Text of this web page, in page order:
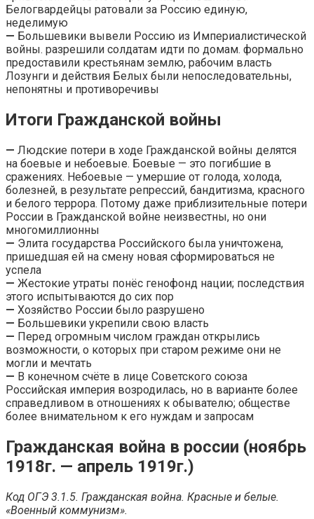
Белогвардейцы ратовали за Россию единую,
неделимую
— Большевики вывели Россию из Империалистической
войны. разрешили солдатам идти по домам. формально
предоставили крестьянам землю, рабочим власть
Лозунги и действия Белых были непоследовательны,
непонятны и противоречивы
Итоги Гражданской войны
— Людские потери в ходе Гражданской войны делятся
на боевые и небоевые. Боевые — это погибшие в
сражениях. Небоевые — умершие от голода, холода,
болезней, в результате репрессий, бандитизма, красного
и белого террора. Потому даже приблизительные потери
России в Гражданской войне неизвестны, но они
многомиллионны
— Элита государства Российского была уничтожена,
пришедшая ей на смену новая сформироваться не
успела
— Жестокие утраты понёс генофонд нации; последствия
этого испытываются до сих пор
— Хозяйство России было разрушено
— Большевики укрепили свою власть
— Перед огромным числом граждан открылись
возможности, о которых при старом режиме они не
могли и мечтать
— В конечном счёте в лице Советского союза
Российская империя возродилась, но в варианте более
справедливом в отношениях к обывателю; обществе
более внимательном к его нуждам и запросам
Гражданская война в россии (ноябрь
1918г. — апрель 1919г.)
Код ОГЭ 3.1.5. Гражданская война. Красные и белые.
«Военный коммунизм».